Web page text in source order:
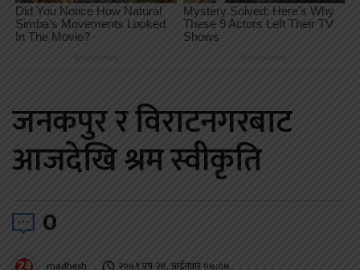
जनकपुर र विराटनगरबाट
आजदेखि श्रम स्वीकृति
0
madhesh २०७९ पुष २४, आईतवार ०७:०७